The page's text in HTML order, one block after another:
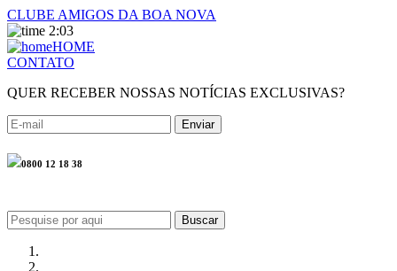
CLUBE AMIGOS DA BOA NOVA
2:03
HOME
CONTATO
QUER RECEBER NOSSAS NOTÍCIAS EXCLUSIVAS?
0800 12 18 38
Buscar